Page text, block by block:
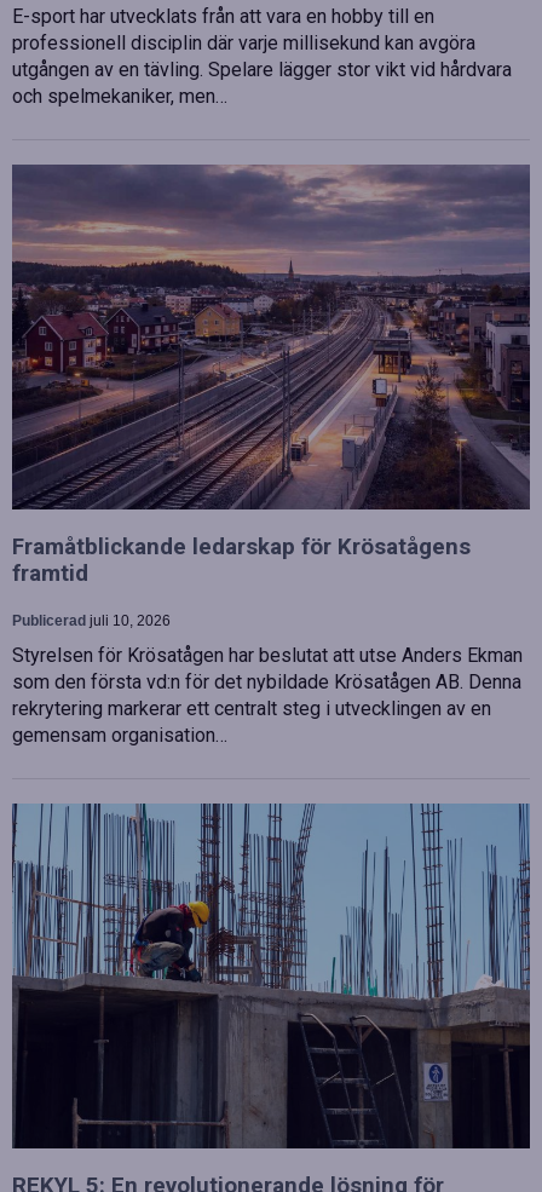
E-sport har utvecklats från att vara en hobby till en
professionell disciplin där varje millisekund kan avgöra
utgången av en tävling. Spelare lägger stor vikt vid hårdvara
och spelmekaniker, men…
Framåtblickande ledarskap för Krösatågens
framtid
Publicerad juli 10, 2026
Styrelsen för Krösatågen har beslutat att utse Anders Ekman
som den första vd:n för det nybildade Krösatågen AB. Denna
rekrytering markerar ett centralt steg i utvecklingen av en
gemensam organisation…
REKYL 5: En revolutionerande lösning för